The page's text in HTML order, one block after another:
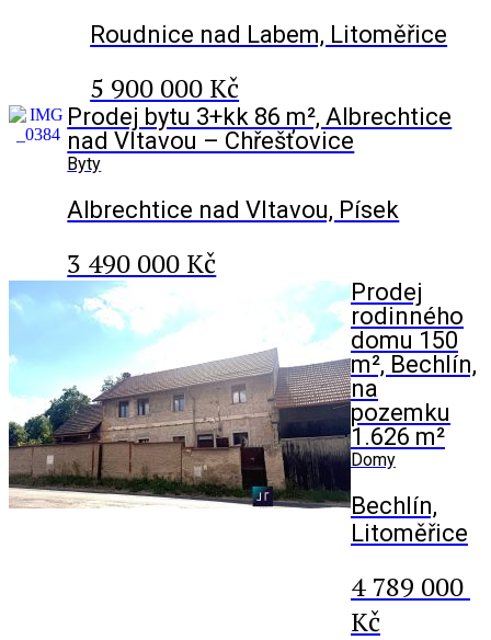
Roudnice nad Labem, Litoměřice
5 900 000 Kč
Prodej bytu 3+kk 86 m², Albrechtice
nad Vltavou – Chřešťovice
Byty
Albrechtice nad Vltavou, Písek
3 490 000 Kč
Prodej
rodinného
domu 150
m², Bechlín,
na
pozemku
1.626 m²
Domy
Bechlín,
Litoměřice
4 789 000
Kč